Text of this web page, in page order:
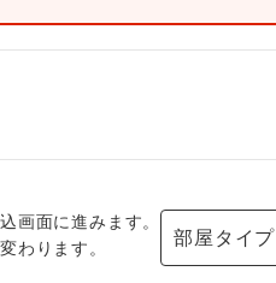
画面に進みます。
わります。
部屋タイプ